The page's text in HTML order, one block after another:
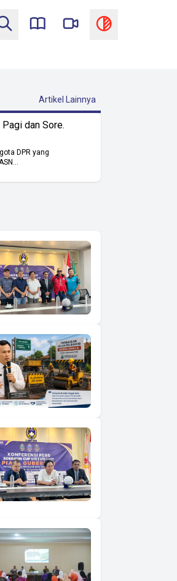
Artikel Lainnya
dan Sore.
DPR yang